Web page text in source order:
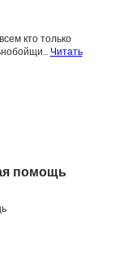
кто только
Читать
помощь